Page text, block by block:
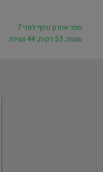
ספר אחרון נוסף לפני 7
שעות, 53 דקות, 44 שניות